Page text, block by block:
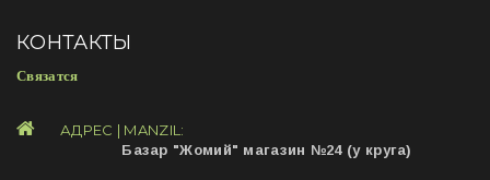
КОНТАКТЫ
Связатся
АДРЕС | MANZIL:
Базар "Жомий" магазин №24 (у круга)